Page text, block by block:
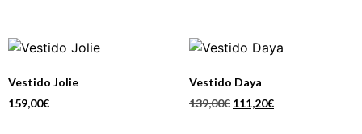
Vestido Jolie
159,00€
Vestido Daya
139,00€ 111,20€